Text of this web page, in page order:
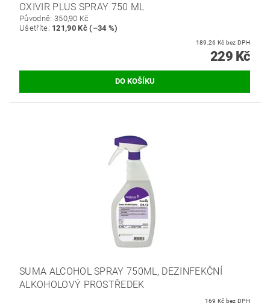
OXIVIR PLUS SPRAY 750 ML
Původně: 350,90 Kč
Ušetříte: 121,90 Kč (–34 %)
189,26 Kč bez DPH
229 Kč
SUMA ALCOHOL SPRAY 750ML, DEZINFEKČNÍ
ALKOHOLOVÝ PROSTŘEDEK
169 Kč bez DPH